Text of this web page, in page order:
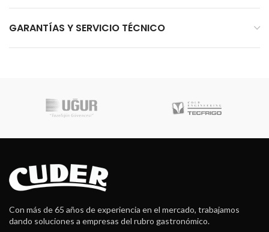
GARANTÍAS Y SERVICIO TÉCNICO
Con más de 65 años de experiencia en el mercado, trabajamos
dando soluciones a empresas del rubro gastronómico.